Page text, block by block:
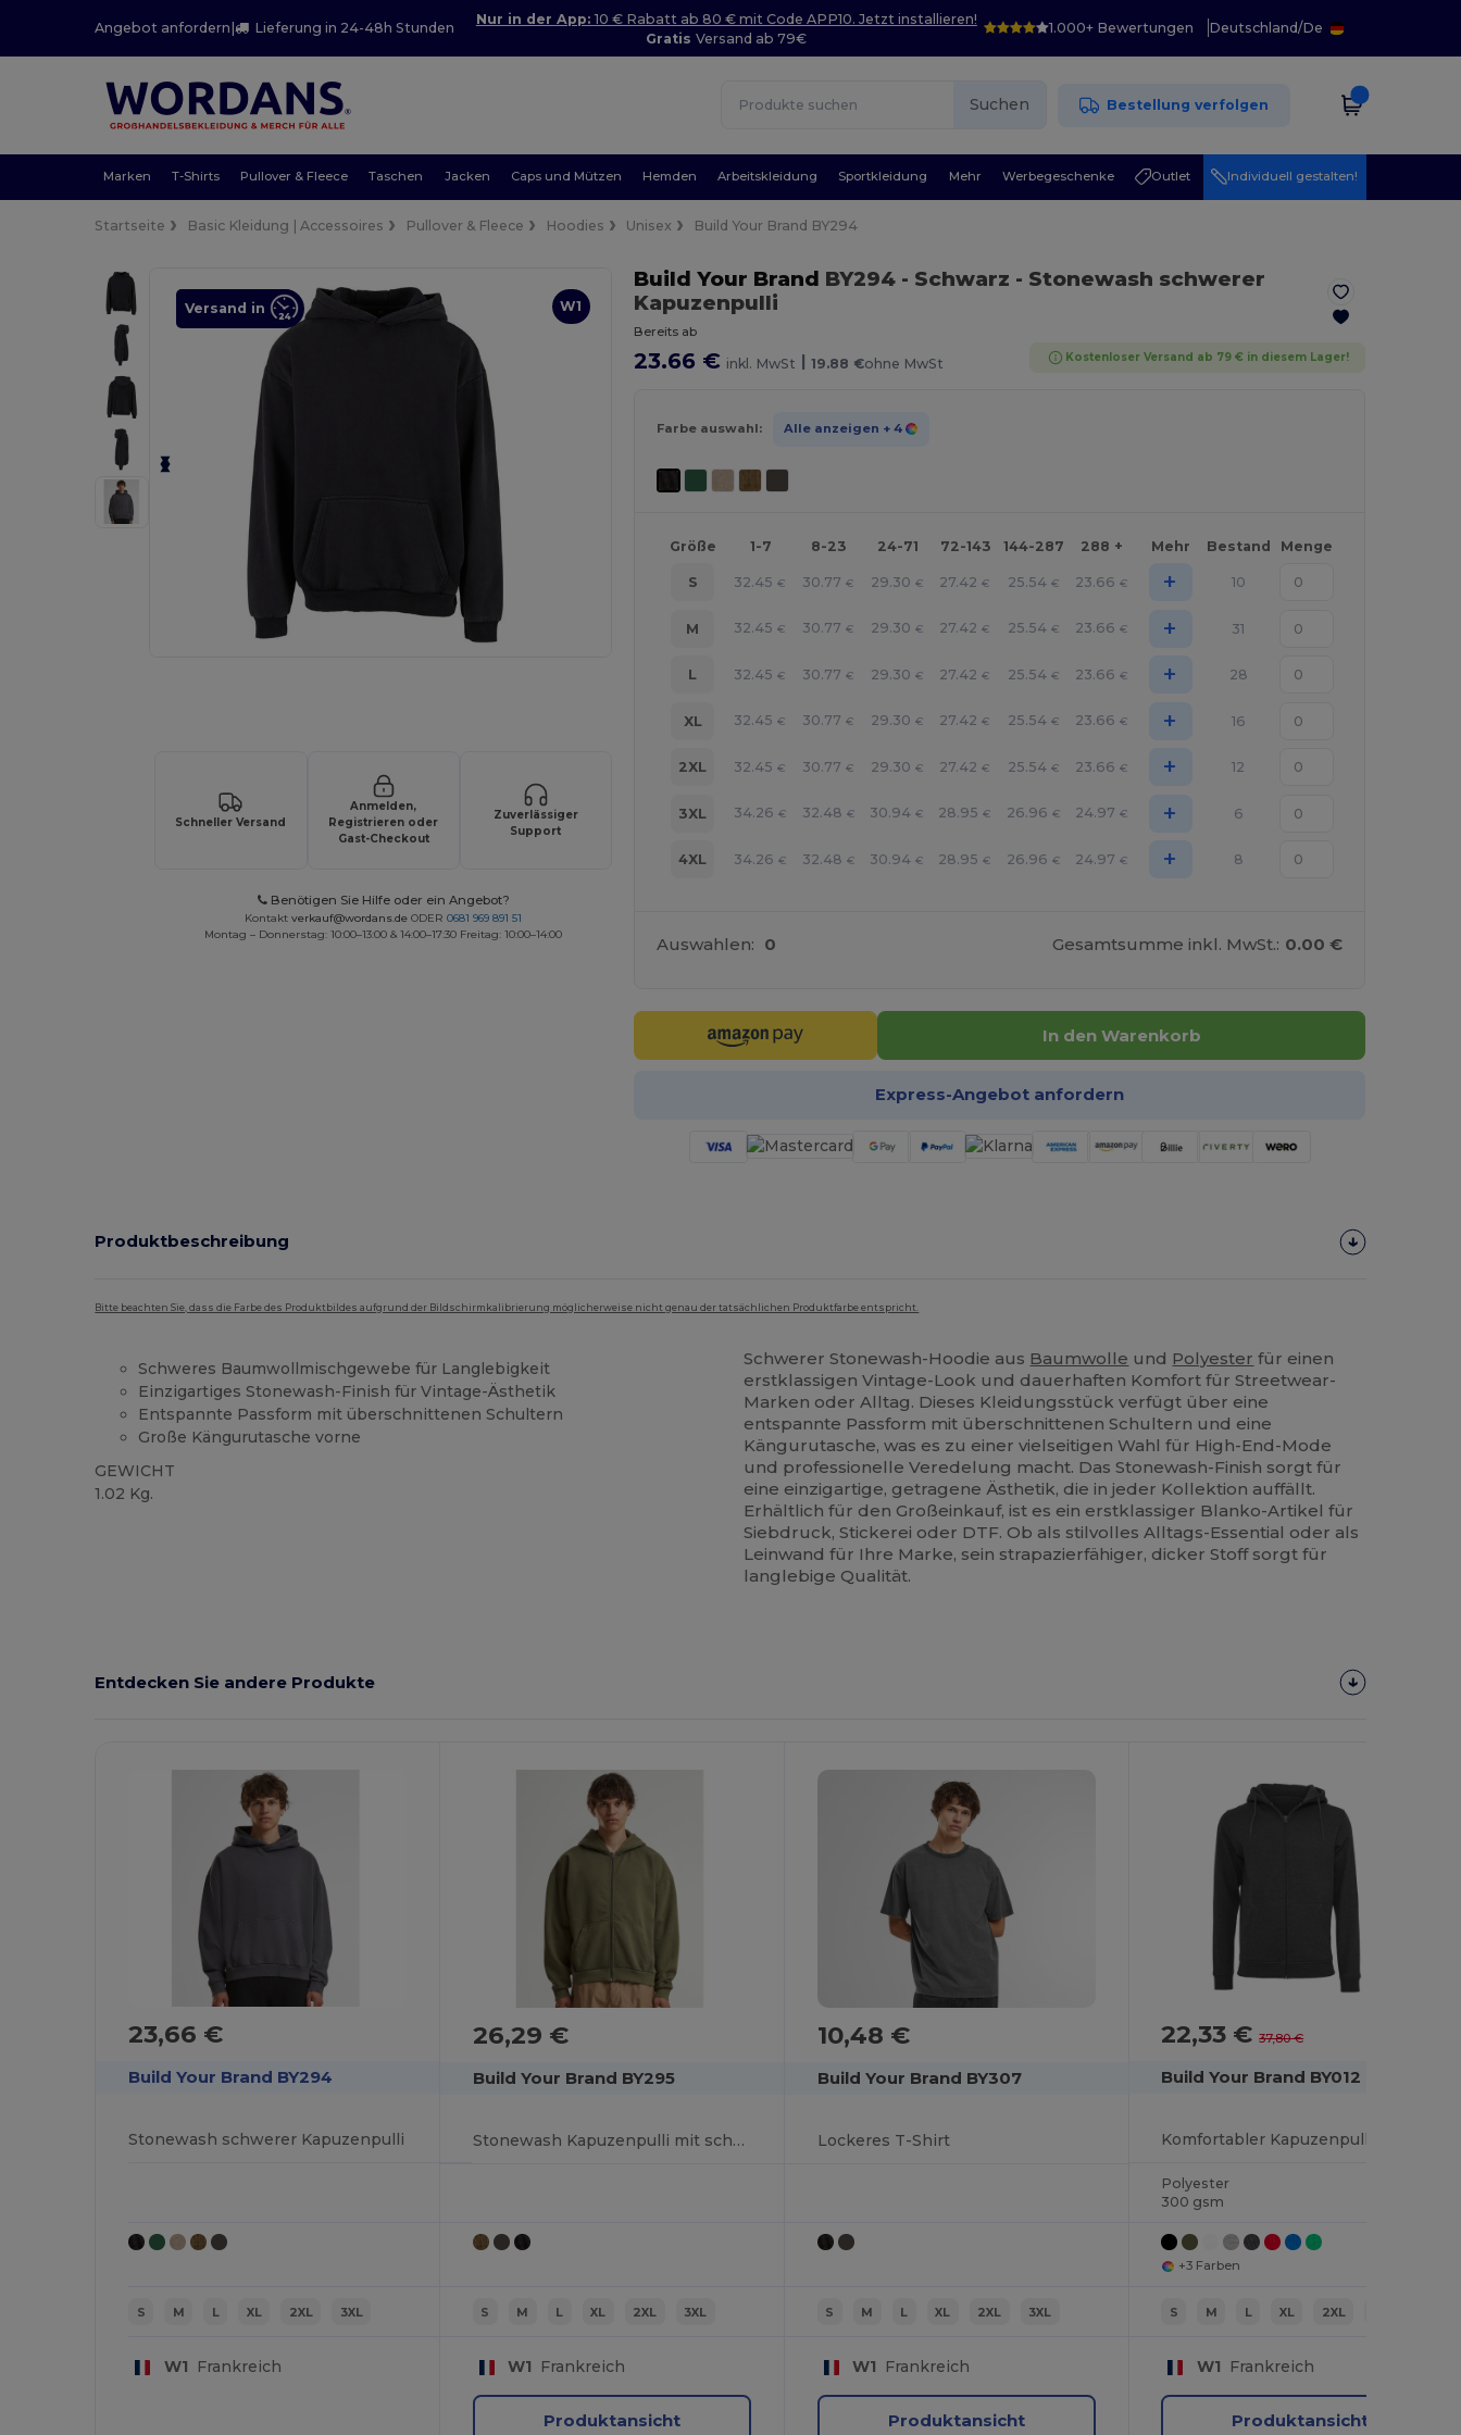
Angebot anfordern | Lieferung in 24-48h Stunden
Nur in der App: 10 € Rabatt ab 80 € mit Code APP10. Jetzt installieren!
GratisVersand ab 79€
1.000+ Bewertungen Deutschland/De
Suchen Bestellung verfolgen
Marken T-Shirts Pullover & Fleece Taschen Jacken Caps und Mützen Hemden Arbeitskleidung Sportkleidung Mehr Werbegeschenke Outlet Individuell gestalten!
Startseite Basic Kleidung | Accessoires Pullover & Fleece Hoodies Unisex Build Your Brand BY294
W1
Versand in
Schneller Versand
Anmelden,
Registrieren oder
Gast-Checkout
Zuverlässiger
Support
Benötigen Sie Hilfe oder ein Angebot?
Kontaktverkauf@wordans.de ODER0681 969 891 51
Montag – Donnerstag: 10:00–13:00 & 14:00–17:30 Freitag: 10:00–14:00
Build Your Brand BY294 - Schwarz - Stonewash schwerer
Kapuzenpulli
Bereits ab
23.66 € inkl. MwSt | 19.88 €ohne MwSt Kostenloser Versand ab 79 € in diesem Lager!
Farbe auswahl: Alle anzeigen + 4
Größe 1-7 8-23 24-71 72-143 144-287 288 + Mehr Bestand Menge
S 32.45 € 30.77 € 29.30 € 27.42 € 25.54 € 23.66 € + 10
M 32.45 € 30.77 € 29.30 € 27.42 € 25.54 € 23.66 € + 31
L 32.45 € 30.77 € 29.30 € 27.42 € 25.54 € 23.66 € + 28
XL 32.45 € 30.77 € 29.30 € 27.42 € 25.54 € 23.66 € + 16
2XL 32.45 € 30.77 € 29.30 € 27.42 € 25.54 € 23.66 € + 12
3XL 34.26 € 32.48 € 30.94 € 28.95 € 26.96 € 24.97 € + 6
4XL 34.26 € 32.48 € 30.94 € 28.95 € 26.96 € 24.97 € + 8
Auswahlen: 0 Gesamtsumme inkl. MwSt.: 0.00 €
In den Warenkorb
Express-Angebot anfordern
Produktbeschreibung
Bitte beachten Sie, dass die Farbe des Produktbildes aufgrund der Bildschirmkalibrierung möglicherweise nicht genau der tatsächlichen Produktfarbe entspricht.
Schweres Baumwollmischgewebe für Langlebigkeit
Einzigartiges Stonewash-Finish für Vintage-Ästhetik
Entspannte Passform mit überschnittenen Schultern
Große Kängurutasche vorne
GEWICHT
1.02 Kg.
Schwerer Stonewash-Hoodie aus Baumwolle und Polyester für einen
erstklassigen Vintage-Look und dauerhaften Komfort für Streetwear-
Marken oder Alltag. Dieses Kleidungsstück verfügt über eine
entspannte Passform mit überschnittenen Schultern und eine
Kängurutasche, was es zu einer vielseitigen Wahl für High-End-Mode
und professionelle Veredelung macht. Das Stonewash-Finish sorgt für
eine einzigartige, getragene Ästhetik, die in jeder Kollektion auffällt.
Erhältlich für den Großeinkauf, ist es ein erstklassiger Blanko-Artikel für
Siebdruck, Stickerei oder DTF. Ob als stilvolles Alltags-Essential oder als
Leinwand für Ihre Marke, sein strapazierfähiger, dicker Stoff sorgt für
langlebige Qualität.
Entdecken Sie andere Produkte
23,66 €
Build Your Brand BY294
Stonewash schwerer Kapuzenpulli
S M L XL 2XL 3XL
W1 Frankreich
26,29 €
Build Your Brand BY295
Stonewash Kapuzenpulli mit schwerem Reißverschluss
S M L XL 2XL 3XL
W1 Frankreich
Produktansicht
10,48 €
Build Your Brand BY307
Lockeres T-Shirt
S M L XL 2XL 3XL
W1 Frankreich
Produktansicht
22,33 €37,80 €
Build Your Brand BY012
Polyester
300 gsm
+3 Farben
S M L XL 2XL
W1 Frankreich
Produktansicht